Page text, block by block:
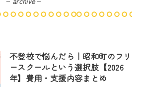
不登校で悩んだら｜昭和町のフリ
ースクールという選択肢【2026
年】費用・支援内容まとめ